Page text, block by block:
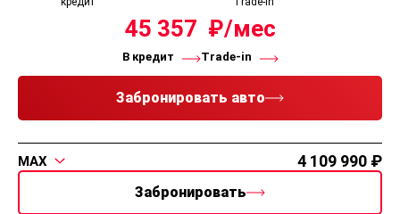
45 357
В кредит Trade-in
Забронировать авто
MAX 4 109 990
Забронировать